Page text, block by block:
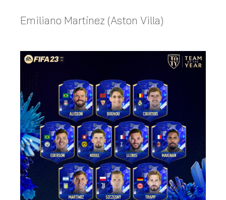
Emiliano Martínez (Aston Villa)